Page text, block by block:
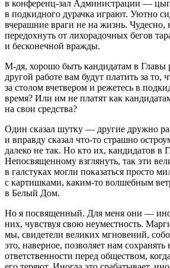
в конференц-зал Администрации —
в подкидного дурачка играют. Уютно
вчерашние враги не на жизнь.
передохнуть от лихорадочных бегов
и бесконечной вражды.
М-дя, хорошо быть кандидатам в Главы
другой работе вам будут платить за то,
за столом вчетвером и режетесь в
время? Или им не платят как
на свои средства?
Один сказал шутку — другие дружно
и вправду сказал что-то страшно
далеко не так. Но кто их, кандидатов в
Непосвященному взглянуть, так эти
в галстуках могли показаться просто
с картишками, каким-то волшебным
в Белый Дом.
Но я посвященный. Для меня они —
них, чувствуя свою неуместность.
мы, свидетели великих мгновений,
это, наверное, позволяет нам сохранять
ответственности перед обществом,